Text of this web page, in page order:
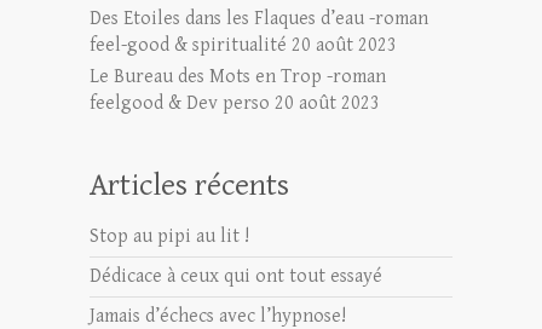
Des Etoiles dans les Flaques d’eau -roman
feel-good & spiritualité 20 août 2023
Le Bureau des Mots en Trop -roman
feelgood & Dev perso 20 août 2023
Articles récents
Stop au pipi au lit !
Dédicace à ceux qui ont tout essayé
Jamais d’échecs avec l’hypnose!